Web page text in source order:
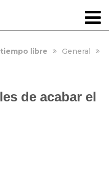
libre
General
de acabar el